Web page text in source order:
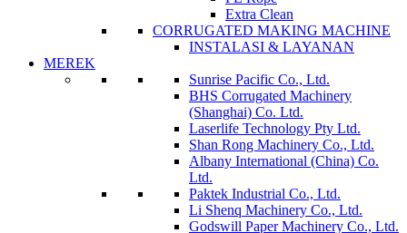
Extra Clean
CORRUGATED MAKING MACHINE
INSTALASI & LAYANAN
MEREK
Sunrise Pacific Co., Ltd.
BHS Corrugated Machinery
(Shanghai) Co. Ltd.
Laserlife Technology Pty Ltd.
Shan Rong Machinery Co., Ltd.
Albany International (China) Co.
Ltd.
Paktek Industrial Co., Ltd.
Li Shenq Machinery Co., Ltd.
Godswill Paper Machinery Co., Ltd.